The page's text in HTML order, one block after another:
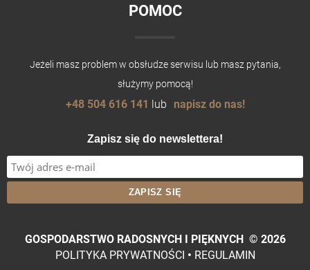
POMOC
Jeżeli masz problem w obsłudze serwisu lub masz pytania,
służymy pomocą!
+48 504 616 141 lub napisz do nas!
Zapisz się do newslettera!
GOSPODARSTWO RADOSNYCH I PIĘKNYCH © 2026
POLITYKA PRYWATNOŚCI • REGULAMIN